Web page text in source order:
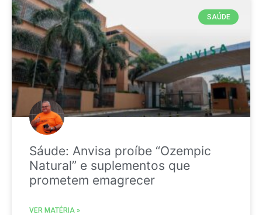
SAÚDE
Sáude: Anvisa proíbe “Ozempic
Natural” e suplementos que
prometem emagrecer
VER MATÉRIA »